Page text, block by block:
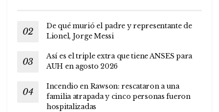
De qué murió el padre y representante de
Lionel, Jorge Messi
Así es el triple extra que tiene ANSES para
AUH en agosto 2026
Incendio en Rawson: rescataron a una
familia atrapada y cinco personas fueron
hospitalizadas